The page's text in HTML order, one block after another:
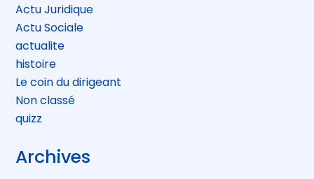
Actu Juridique
Actu Sociale
actualite
histoire
Le coin du dirigeant
Non classé
quizz
Archives